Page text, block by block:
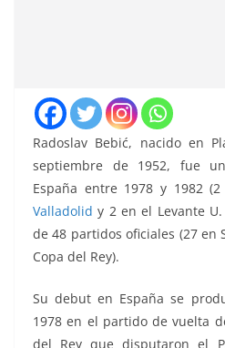
Radoslav Bebić, nacido en
septiembre de 1952, fue
España entre 1978 y 1982
Valladolid y 2 en el Levante
de 48 partidos oficiales (27 en
Copa del Rey).
Su debut en España se
1978 en el partido de vuelta
del Rey que disputaron el